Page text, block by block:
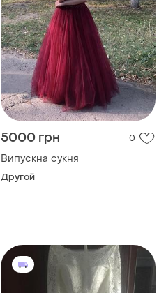
5000 грн 0
Випускна сукня
Другой